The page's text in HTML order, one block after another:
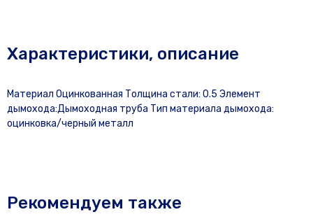
Характеристики, описание
Материал Оцинкованная Толщина стали: 0.5 Элемент
дымохода:Дымоходная труба Тип материала дымохода:
оцинковка/черный металл
Рекомендуем также